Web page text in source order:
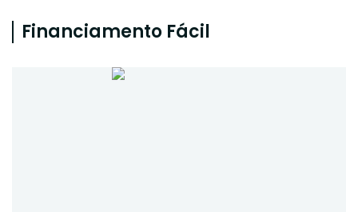
Financiamento Fácil